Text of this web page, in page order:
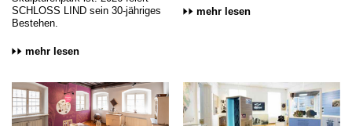
SCHLOSS LIND sein 30-jähriges
Bestehen.
mehr lesen
mehr lesen